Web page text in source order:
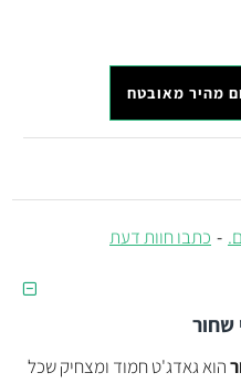
- כתבו חוות דעת
מהיר מאובטח
שחור
הוא גאדג'ט חמוד ומצחיק שכל